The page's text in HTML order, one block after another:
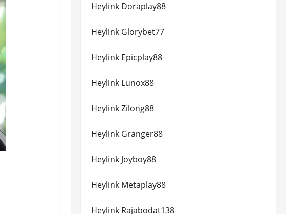
Heylink Doraplay88
Heylink Glorybet77
Heylink Epicplay88
Heylink Lunox88
Heylink Zilong88
Heylink Granger88
Heylink Joyboy88
Heylink Metaplay88
Heylink Rajabodat138